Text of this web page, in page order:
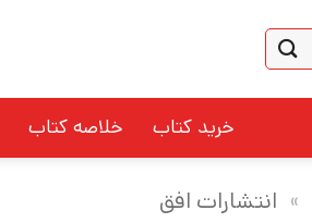
خرید کتاب خلاصه کتاب
» انتشارات افق